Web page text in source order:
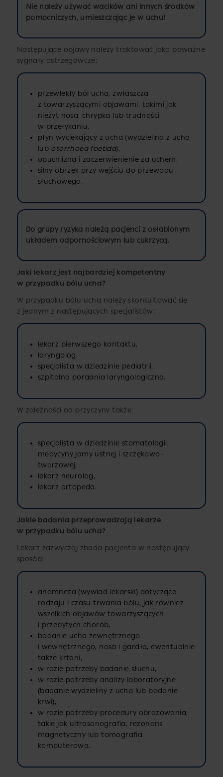
Nie należy używać wacików ani innych środków
pomocniczych, umieszczając je w uchu!
Następujące objawy należy traktować jako poważne
sygnały ostrzegawcze:
przewlekły ból ucha, zwłaszcza
z towarzyszącymi objawami, takimi jak
nieżyt nosa, chrypka lub trudności
w przełykaniu,
płyn wyciekający z ucha (wydzielina z ucha
lub otorrhoea foetida),
opuchlizna i zaczerwienienie za uchem,
silny obrzęk przy wejściu do przewodu
słuchowego.
Do grupy ryzyka należą pacjenci z osłabionym
układem odpornościowym lub cukrzycą.
Jaki lekarz jest najbardziej kompetentny
w przypadku bólu ucha?
W przypadku bólu ucha należy skonsultować się
z jednym z następujących specjalistów:
lekarz pierwszego kontaktu,
laryngolog,
specjalista w dziedzinie pediatrii,
szpitalna poradnia laryngologiczna.
W zależności od przyczyny także:
specjalista w dziedzinie stomatologii,
medycyny jamy ustnej i szczękowo-
twarzowej,
lekarz neurolog,
lekarz ortopeda.
Jakie badania przeprowadzają lekarze
w przypadku bólu ucha?
Lekarz zazwyczaj zbada pacjenta w następujący
sposób:
anamneza (wywiad lekarski) dotycząca
rodzaju i czasu trwania bólu, jak również
wszelkich objawów towarzyszących
i przebytych chorób,
badanie ucha zewnętrznego
i wewnętrznego, nosa i gardła, ewentualnie
także krtani,
w razie potrzeby badanie słuchu,
w razie potrzeby analizy laboratoryjne
(badanie wydzieliny z ucha lub badanie
krwi),
w razie potrzeby procedury obrazowania,
takie jak ultrasonografia, rezonans
magnetyczny lub tomografia
komputerowa.